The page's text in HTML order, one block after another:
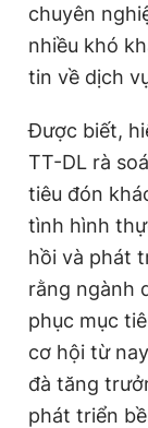
chuyên
nhiều khó
tin về dịch
Được biết,
TT-DL rà
tiêu đón
tình hình
hồi và phát
rằng ngành
phục mục
cơ hội từ
đà tăng
phát triển